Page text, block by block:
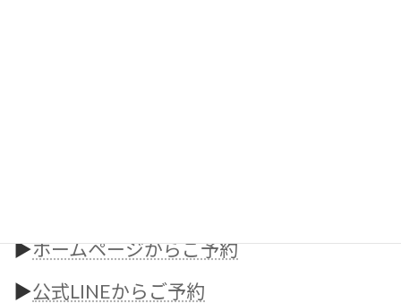
▶︎ホームページからご予約
▶︎公式LINEからご予約